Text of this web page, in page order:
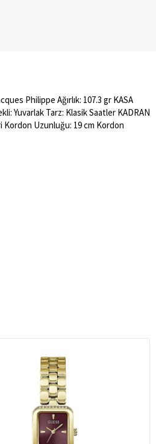
Philippe Ağırlık: 107.3 gr KASA
Yuvarlak Tarz: Klasik Saatler KADRAN
Kordon Uzunluğu: 19 cm Kordon